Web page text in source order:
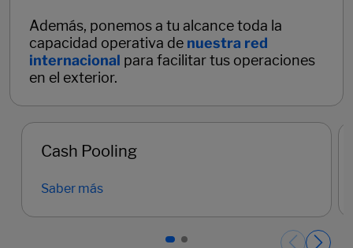
Además, ponemos a tu alcance toda la
capacidad operativa de nuestra red
internacional para facilitar tus operaciones
en el exterior.